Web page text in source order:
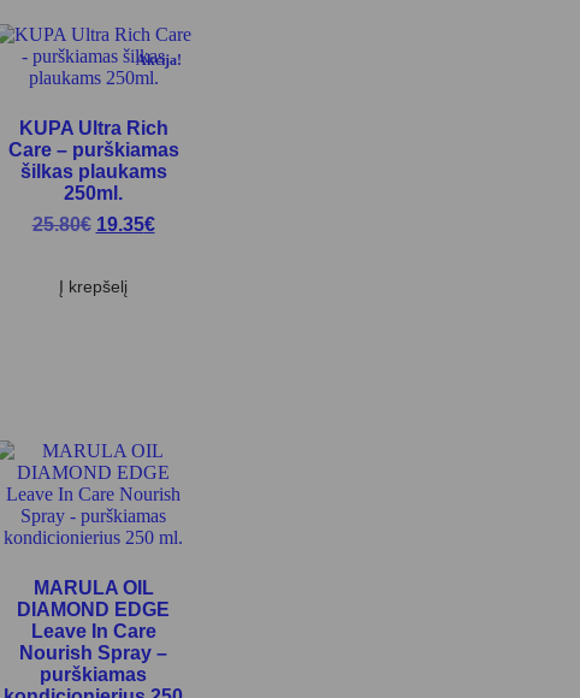
Akcija!
KUPA Ultra Rich
Care – purškiamas
šilkas plaukams
250ml.
25.80€ 19.35€
Į krepšelį
MARULA OIL
DIAMOND EDGE
Leave In Care
Nourish Spray –
purškiamas